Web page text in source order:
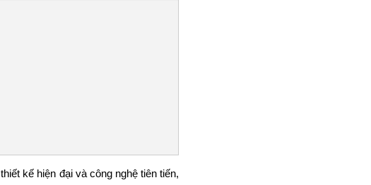
kế hiện đại và công nghệ tiên tiến,